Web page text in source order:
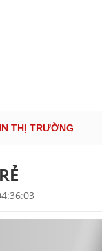
THỊ TRƯỜNG